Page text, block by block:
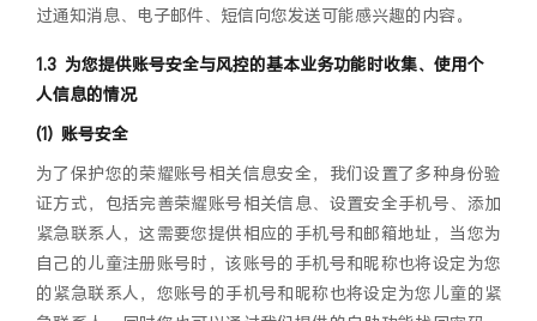
过通知消息、电子邮件、短信向您发送可能感兴趣的内容。
为您提供账号安全与风控的基本业务功能时收集、使用个
人信息的情况
账号安全
为了保护您的荣耀账号相关信息安全，我们设置了多种身份验
证方式，包括完善荣耀账号相关信息、设置安全手机号、添加
紧急联系人，这需要您提供相应的手机号和邮箱地址，当您为
自己的儿童注册账号时，该账号的手机号和昵称也将设定为您
的紧急联系人，您账号的手机号和昵称也将设定为您儿童的紧